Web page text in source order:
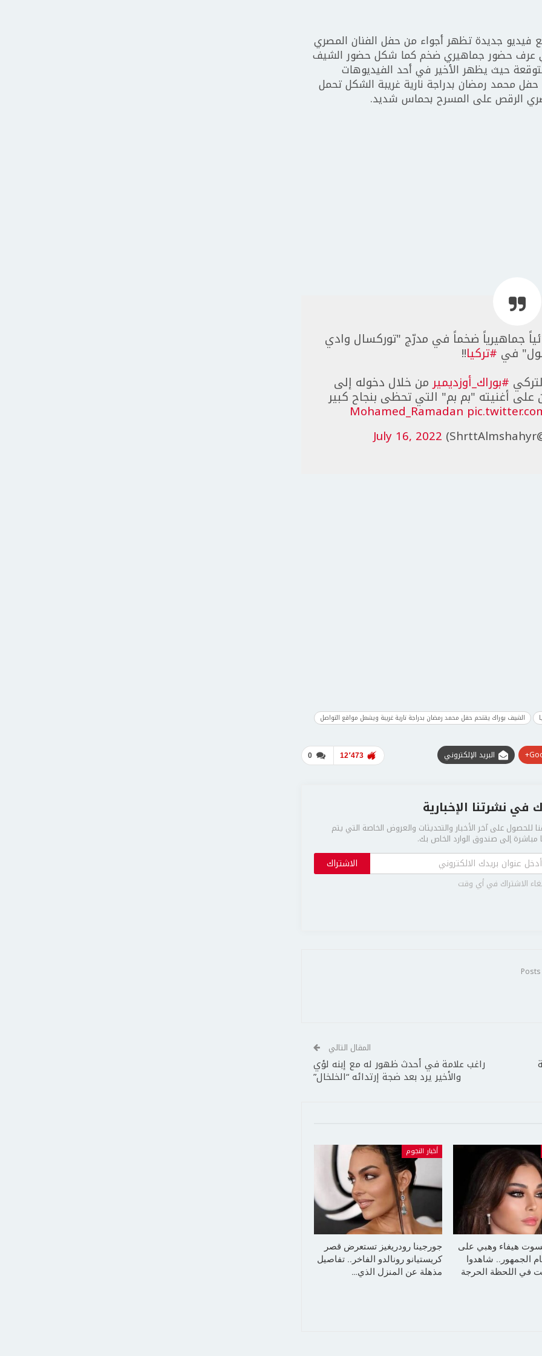
فيديو جديدة تظهر أجواء من حفل الفنان المصري
عرف حضور جماهيري ضخم كما شكل حضور الشيف
حيث يظهر الأخير في أحد الفيديوهات
محمد رمضان بدراجة نارية غريبة الشكل تحمل
الرقص على المسرح بحماس شديد.
جماهيرياً ضخماً في مدرّج "توركسال وادي
في #تركيا!!
#بوراك_أوزديميرمن خلال دخوله إلى
على أغنيته "بم بم" التي تحظى بنجاح كبير
July 16, 2022
الشيف بوراك يقتحم حفل محمد رمضان بدراجة نارية غريبة ويشعل مواقع التواصل
0 12٬473 البريد الإلكتروني
في نشرتنا الإخبارية
للحصول على آخر الأخبار والتحديثات والعروض الخاصة التي يتم
إلى صندوق الوارد الخاص بك.
الاشتراك
الاشتراك في أي وقت
المقال التالي
راغب علامة في أحدث ظهور له مع إبنه لؤي
والأخير يرد بعد ضجة إرتدائه “الخلخال”
هيفاء وهبي على
الجمهور.. شاهدوا
في اللحظة الحرجة
أخبار النجوم
جورجينا رودريغيز تستعرض قصر
كريستيانو رونالدو الفاخر.. تفاصيل
مذهلة عن المنزل الذي…